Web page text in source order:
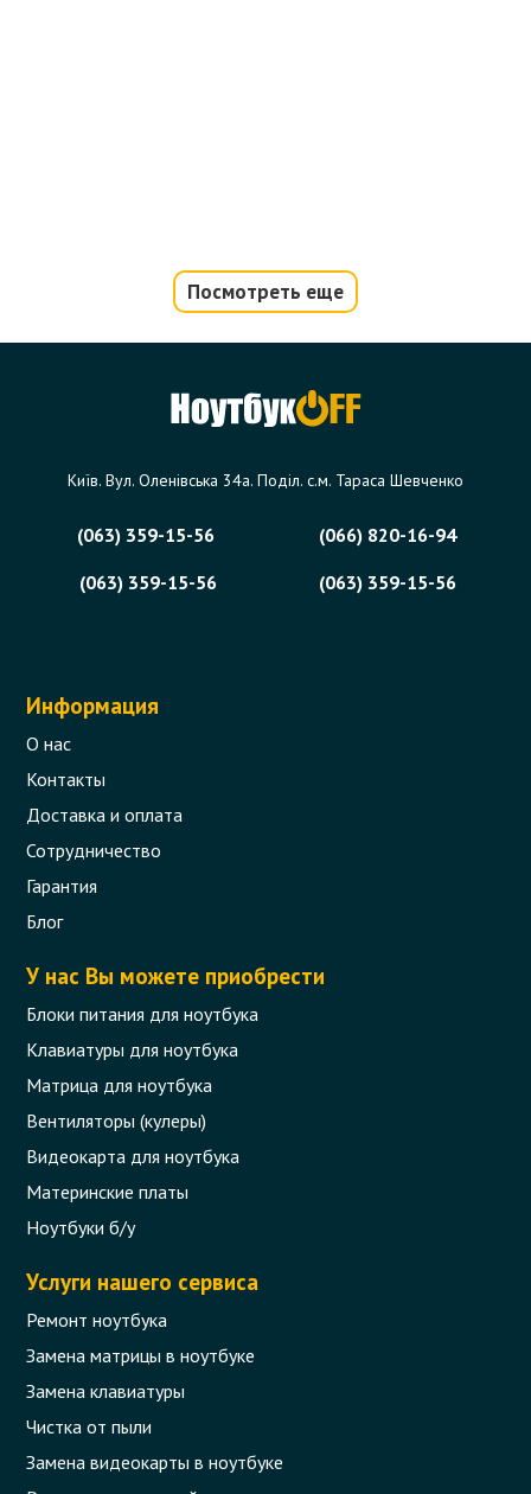
Посмотреть еще
Київ. Вул. Оленівська 34а. Поділ. с.м. Тараса Шевченко
(063) 359-15-56
(066) 820-16-94
(063) 359-15-56
(063) 359-15-56
Информация
О нас
Контакты
Доставка и оплата
Сотрудничество
Гарантия
Блог
У нас Вы можете приобрести
Блоки питания для ноутбука
Клавиатуры для ноутбука
Матрица для ноутбука
Вентиляторы (кулеры)
Видеокарта для ноутбука
Материнские платы
Ноутбуки б/у
Услуги нашего сервиса
Ремонт ноутбука
Замена матрицы в ноутбуке
Замена клавиатуры
Чистка от пыли
Замена видеокарты в ноутбуке